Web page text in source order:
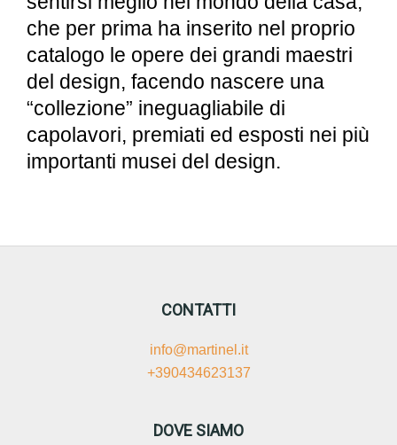
che per prima ha inserito nel proprio
catalogo le opere dei grandi maestri
del design, facendo nascere una
“collezione” ineguagliabile di
capolavori, premiati ed esposti nei più
importanti musei del design.
CONTATTI
info@martinel.it
+390434623137
DOVE SIAMO